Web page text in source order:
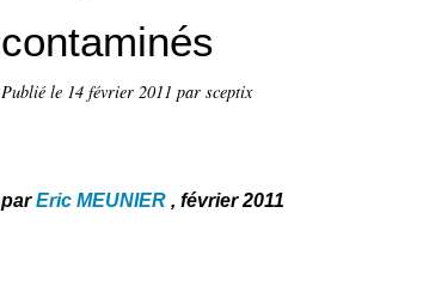
contaminés
Publié le 14 février 2011 par sceptix
parEric MEUNIER , février 2011